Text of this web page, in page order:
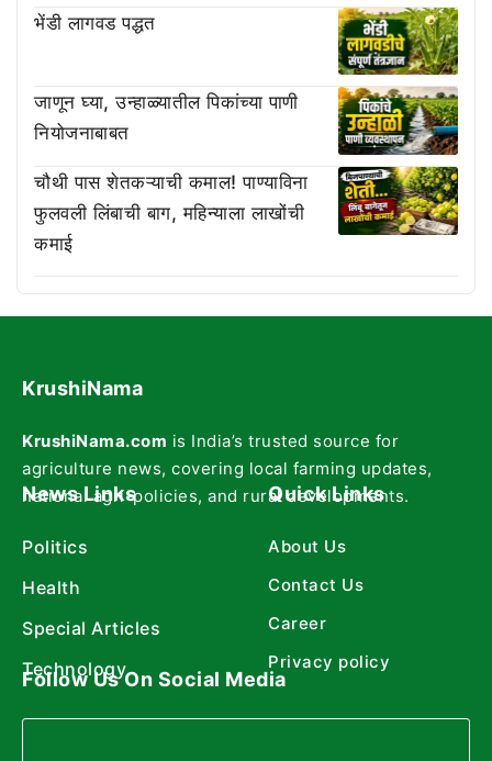
भेंडी लागवड पद्धत
जाणून घ्या, उन्हाळ्यातील पिकांच्या पाणी
नियोजनाबाबत
चौथी पास शेतकऱ्याची कमाल! पाण्याविना
फुलवली लिंबाची बाग, महिन्याला लाखोंची
कमाई
KrushiNama
KrushiNama.com is India’s trusted source for
agriculture news, covering local farming updates,
national agri-policies, and rural developments.
News Links
Politics
Health
Special Articles
Technology
Quick Links
About Us
Contact Us
Career
Privacy policy
Follow Us On Social Media